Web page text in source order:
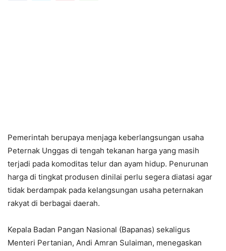
Pemerintah berupaya menjaga keberlangsungan usaha
Peternak Unggas di tengah tekanan harga yang masih
terjadi pada komoditas telur dan ayam hidup. Penurunan
harga di tingkat produsen dinilai perlu segera diatasi agar
tidak berdampak pada kelangsungan usaha peternakan
rakyat di berbagai daerah.
Kepala Badan Pangan Nasional (Bapanas) sekaligus
Menteri Pertanian, Andi Amran Sulaiman, menegaskan